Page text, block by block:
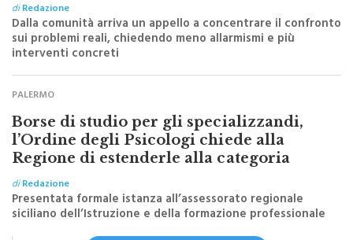
diRedazione
Dalla comunità arriva un appello a concentrare il confronto
sui problemi reali, chiedendo meno allarmismi e più
interventi concreti
PALERMO
Borse di studio per gli specializzandi,
l’Ordine degli Psicologi chiede alla
Regione di estenderle alla categoria
diRedazione
Presentata formale istanza all’assessorato regionale
siciliano dell’Istruzione e della formazione professionale